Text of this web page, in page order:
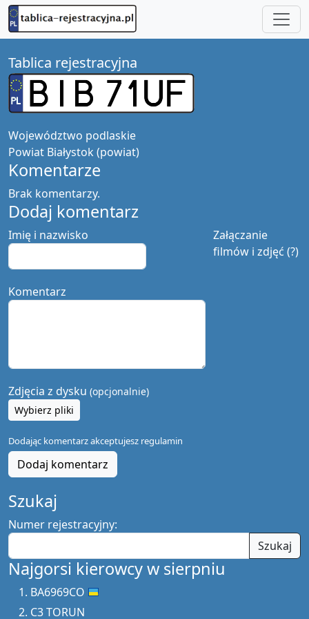
Tablica rejestracyjna
Województwo podlaskie
Powiat Białystok (powiat)
Komentarze
Brak komentarzy.
Dodaj komentarz
Załączanie
filmów i zdjęć (?)
Imię i nazwisko
Komentarz
Zdjęcia z dysku (opcjonalnie)
Wybierz pliki
Dodając komentarz akceptujesz regulamin
Dodaj komentarz
Szukaj
Numer rejestracyjny:
Szukaj
Najgorsi kierowcy w sierpniu
BA6969CO
C3 TORUN